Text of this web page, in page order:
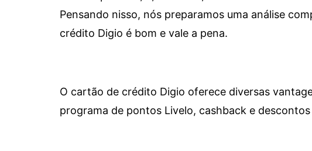
Pensando nisso, nós preparamos uma análise
crédito Digio é bom e vale a pena.
O cartão de crédito Digio oferece diversas
programa de pontos Livelo, cashback e